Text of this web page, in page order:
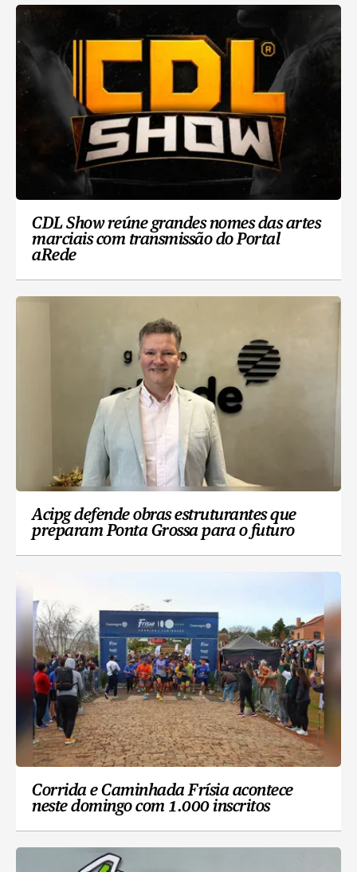
CDL Show reúne grandes nomes das artes
marciais com transmissão do Portal
aRede
Acipg defende obras estruturantes que
preparam Ponta Grossa para o futuro
Corrida e Caminhada Frísia acontece
neste domingo com 1.000 inscritos